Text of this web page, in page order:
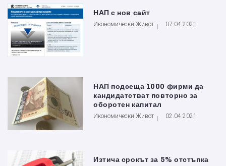
НАП с нов сайт
Икономически Живот 07.04.2021
НАП подсеща 1000 фирми да
кандидатстват повторно за
оборотен капитал
Икономически Живот 02.04.2021
Изтича срокът за 5% отстъпка